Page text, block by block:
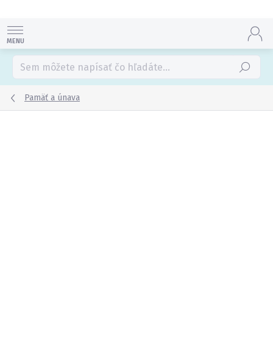
obsah
Hľadať
Pamäť a únava